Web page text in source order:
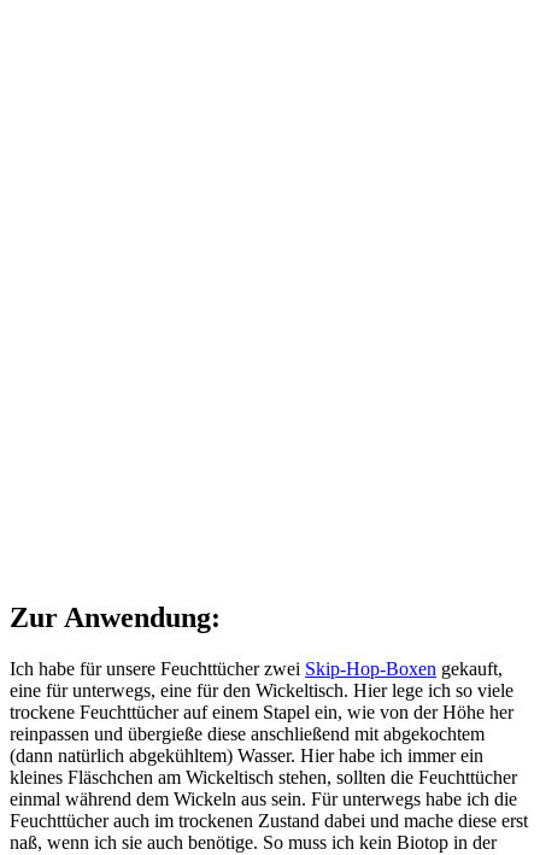
Zur Anwendung:
Ich habe für unsere Feuchttücher zwei Skip-Hop-Boxen gekauft,
eine für unterwegs, eine für den Wickeltisch. Hier lege ich so viele
trockene Feuchttücher auf einem Stapel ein, wie von der Höhe her
reinpassen und übergieße diese anschließend mit abgekochtem
(dann natürlich abgekühltem) Wasser. Hier habe ich immer ein
kleines Fläschchen am Wickeltisch stehen, sollten die Feuchttücher
einmal während dem Wickeln aus sein. Für unterwegs habe ich die
Feuchttücher auch im trockenen Zustand dabei und mache diese erst
naß, wenn ich sie auch benötige. So muss ich kein Biotop in der